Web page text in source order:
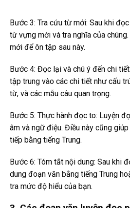
Bước 3: Tra cứu từ mới: Sau khi
từ vựng mới và tra nghĩa của
mới để ôn tập sau này.
Bước 4: Đọc lại và chú ý đến chi
tập trung vào các chi tiết như cấu
từ, và các mẫu câu quan trọng.
Bước 5: Thực hành đọc to: Luyện
âm và ngữ điệu. Điều này cũng
tiếp bằng tiếng Trung.
Bước 6: Tóm tắt nội dung: Sau khi
dung đoạn văn bằng tiếng Trung
tra mức độ hiểu của bạn.